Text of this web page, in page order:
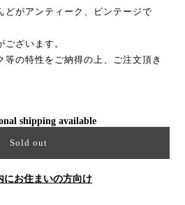
どがアンティーク、ビンテージで
ざいます。
等の特性をご納得の上、ご注文頂き
shipping available
Sold out
にお住まいの方向け